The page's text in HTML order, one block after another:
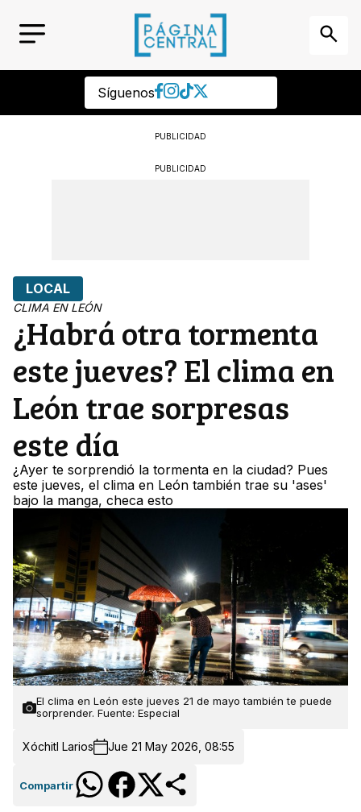
Síguenos
PUBLICIDAD
PUBLICIDAD
LOCAL
CLIMA EN LEÓN
¿Habrá otra tormenta
este jueves? El clima en
León trae sorpresas
este día
¿Ayer te sorprendió la tormenta en la ciudad? Pues
este jueves, el clima en León también trae su 'ases'
bajo la manga, checa esto
El clima en León este jueves 21 de mayo también te puede
sorprender. Fuente: Especial
Xóchitl Larios Jue 21 May 2026, 08:55
Compartir